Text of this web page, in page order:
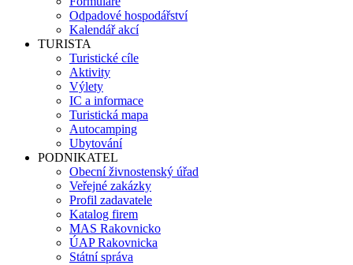
Odpadové hospodářství
Kalendář akcí
TURISTA
Turistické cíle
Aktivity
Výlety
IC a informace
Turistická mapa
Autocamping
Ubytování
PODNIKATEL
Obecní živnostenský úřad
Veřejné zakázky
Profil zadavatele
Katalog firem
MAS Rakovnicko
ÚAP Rakovnicka
Státní správa